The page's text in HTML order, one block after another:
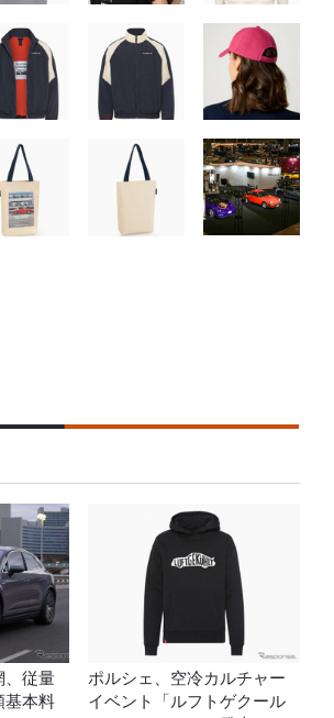
、従量
本料
ポルシェ、空冷カルチャー
イベント「ルフトゲクール